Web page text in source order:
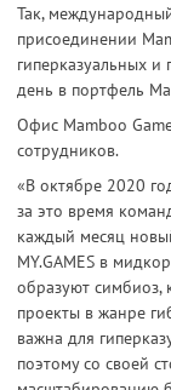
Так,
присоединении
гиперказуальных и
день в портфель
Офис Mamboo
сотрудников.
«В октябре 2020
за это время
каждый месяц
MY.GAMES в
образуют симбиоз,
проекты в жанре
важна для
поэтому со своей